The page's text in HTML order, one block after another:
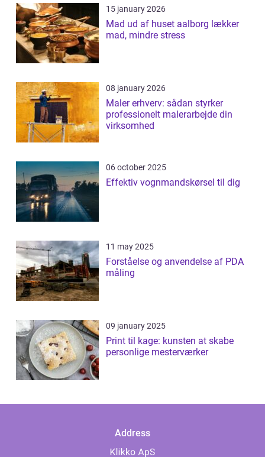
15 january 2026
Mad ud af huset aalborg lækker
mad, mindre stress
08 january 2026
Maler erhverv: sådan styrker
professionelt malerarbejde din
virksomhed
06 october 2025
Effektiv vognmandskørsel til dig
11 may 2025
Forståelse og anvendelse af PDA
måling
09 january 2025
Print til kage: kunsten at skabe
personlige mesterværker
Address